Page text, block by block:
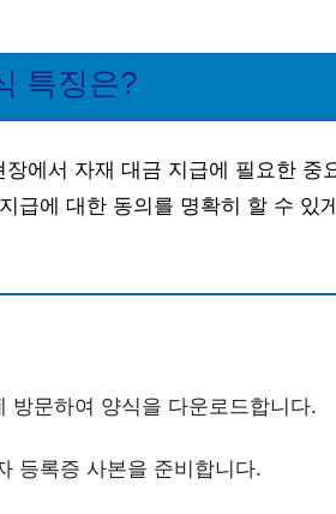
특징은?
에서 자재 대금 지급에 필요한 중
급에 대한 동의를 명확히 할 수 있
방문하여 양식을 다운로드합니다.
등록증 사본을 준비합니다.